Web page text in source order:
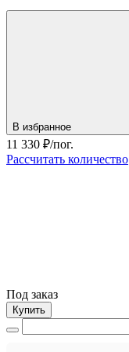
В избранное
11 330 ₽/пог.
Рассчитать количество
Под заказ
Купить